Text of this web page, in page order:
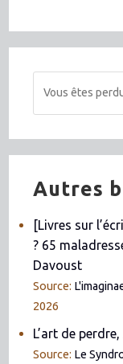
Autres
[Livres sur
? 65
Davoust
Source:
2026
L’art de
Source: Le